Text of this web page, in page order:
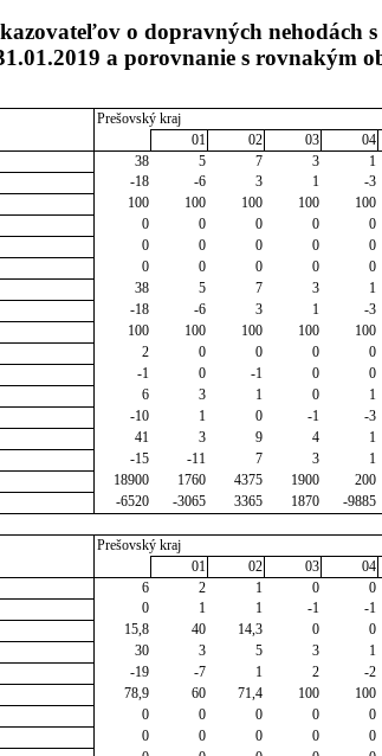
o dopravných nehodách
a porovnanie s rovnakým
Prešovský kraj
01
02 03 04
38 5 7 3 1
-18 -6 3 1 -3
100 100 100 100 100
0 0 0 0 0
0 0 0 0 0
0 0 0 0 0
38 5 7 3 1
-18 -6 3 1 -3
100 100 100 100 100
2 0 0 0 0
-1 0 -1 0 0
6 3 1 0 1
-10 1 0 -1 -3
41 3 9 4 1
-15 -11 7 3 1
18900 1760 4375 1900 200
-6520 -3065 3365 1870 -9885
Prešovský kraj
01
02 03 04
6 2 1 0 0
0 1 1 -1 -1
15,8 40 14,3 0 0
30 3 5 3 1
-19 -7 1 2 -2
78,9 60 71,4 100 100
0 0 0 0 0
0 0 0 0 0